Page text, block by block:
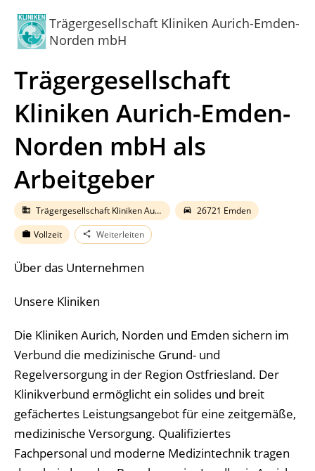
Trägergesellschaft Kliniken Aurich-Emden-
Norden mbH
Trägergesellschaft
Kliniken Aurich-Emden-
Norden mbH als
Arbeitgeber
business Trägergesellschaft Kliniken Aurich-Emden-Norden mbH directions_car 26721 Emden
work Vollzeit share Weiterleiten
Über das Unternehmen
Unsere Kliniken
Die Kliniken Aurich, Norden und Emden sichern im
Verbund die medizinische Grund- und
Regelversorgung in der Region Ostfriesland. Der
Klinikverbund ermöglicht ein solides und breit
gefächertes Leistungsangebot für eine zeitgemäße,
medizinische Versorgung. Qualifiziertes
Fachpersonal und moderne Medizintechnik tragen